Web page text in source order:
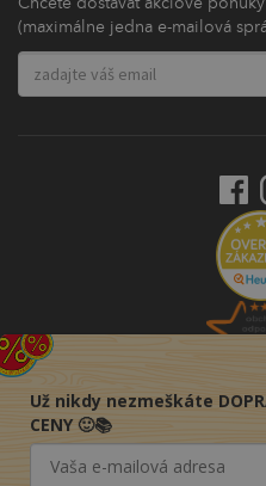
(maximálne jedna e-mailová
Už nikdy nezmeškáte
CENY 🙂📚